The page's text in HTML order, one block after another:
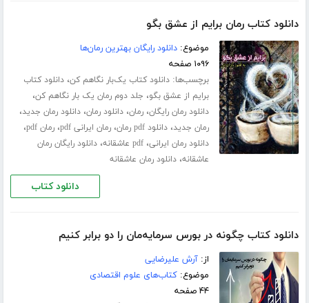
دانلود کتاب رمان برایم از عشق بگو
موضوع:دانلود رایگان بهترین رمان‌ها
۱۰۹۶ صفحه
برچسب‌ها:دانلود کتاب یک‌بار نگاهم کن،دانلود کتاب
برایم از عشق بگو، جلد دوم رمان یک بار نگاهم کن،
دانلود رمان رایگان،رمان،دانلود رمان،دانلود رمان جدید،
رمان جدید،دانلود pdf رمان ،رمان ایرانی pdf ،رمان pdf ،
دانلود رمان ایرانی،pdf عاشقانه ،دانلود رایگان رمان
عاشقانه،دانلود رمان عاشقانه
دانلود کتاب
دانلود کتاب چگونه در بورس سرمایه‌مان را دو برابر کنیم
از:آرش علیرضایی
موضوع:کتاب‌های علوم اقتصادی
۴۴ صفحه